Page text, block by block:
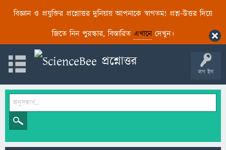
বিজ্ঞান ও প্রযুক্তির প্রশ্নোত্তর দুনিয়ায় আপনাকে স্বাগতম! প্রশ্ন-উত্তর দিয়ে
জিতে নিন পুরস্কার, বিস্তারিত এখানেদেখুন।
লগ ইন